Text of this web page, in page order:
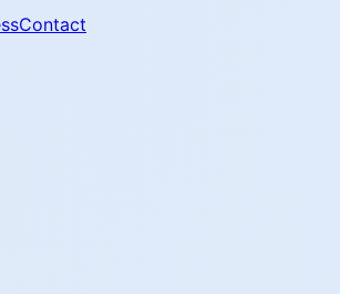
Contact